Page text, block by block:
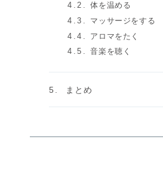
体を温める
マッサージをする
アロマをたく
音楽を聴く
まとめ